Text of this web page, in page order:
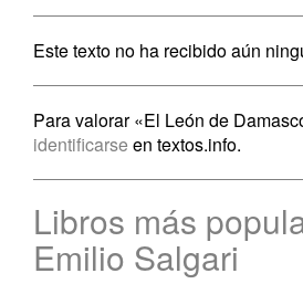
Este texto no ha recibido aún
Para valorar «El León de
identificarse en textos.info.
Libros más
Emilio Salgari